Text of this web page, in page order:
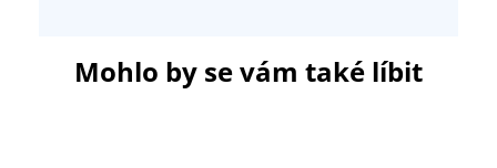
Mohlo by se vám také líbit